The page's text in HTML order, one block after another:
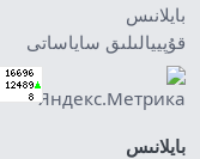
بايلانىس
قۇپييالىلىق ساياساتى
بايلانىس